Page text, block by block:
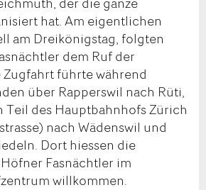
hat. Am eigentlichen
am Dreikönigstag, folgten
dem Ruf der
führte während
über Rapperswil nach Rüti,
Teil des Hauptbahnhofs Zürich
nach Wädenswil und
Dort hiessen die
Fasnächtler im
willkommen.